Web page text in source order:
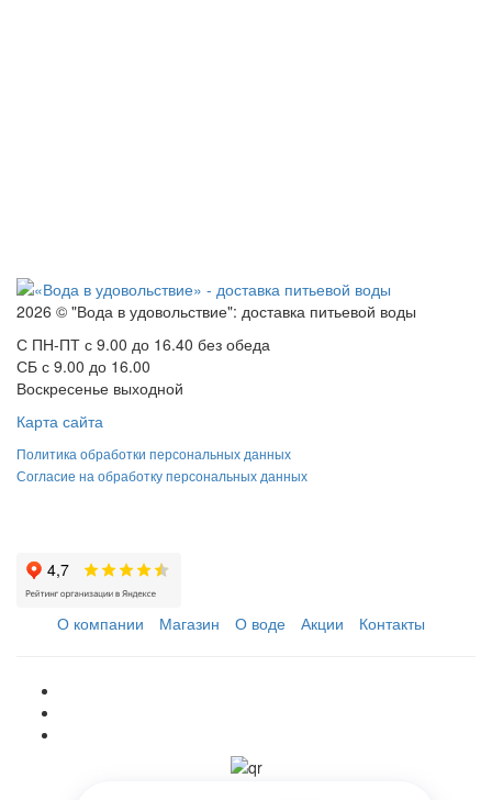
2026 © "Вода в удовольствие": доставка питьевой воды
С ПН-ПТ с 9.00 до 16.40 без обеда
СБ с 9.00 до 16.00
Воскресенье выходной
Карта сайта
Политика обработки персональных данных
Согласие на обработку персональных данных
О компании Магазин О воде Акции Контакты